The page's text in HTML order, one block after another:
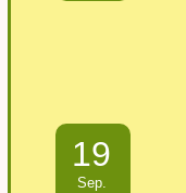
19
Sep.